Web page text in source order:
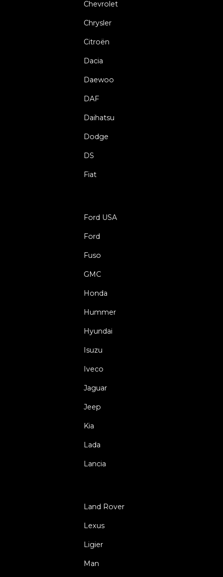
Chevrolet
Chrysler
Citroën
Dacia
Daewoo
DAF
Daihatsu
Dodge
DS
Fiat
Ford USA
Ford
Fuso
GMC
Honda
Hummer
Hyundai
Isuzu
Iveco
Jaguar
Jeep
Kia
Lada
Lancia
Land Rover
Lexus
Ligier
Man